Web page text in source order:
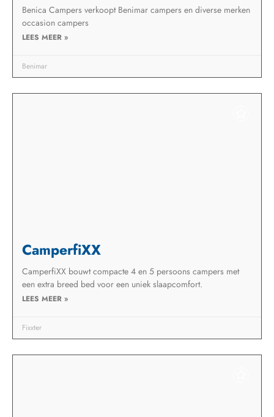
Benica Campers verkoopt Benimar campers en diverse merken
occasion campers
LEES MEER »
Benimar
CamperfiXX
CamperfiXX bouwt compacte 4 en 5 persoons campers met
een extra breed bed voor een uniek slaapcomfort.
LEES MEER »
Fixxter